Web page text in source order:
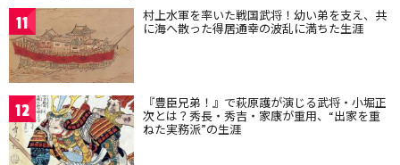
11 村上水軍を率いた戦国武将！幼い弟を支え、共
に海へ散った得居通幸の波乱に満ちた生涯
12 『豊臣兄弟！』で萩原護が演じる武将・小堀正
次とは？秀長・秀吉・家康が重用、“出家を重
ねた実務派”の生涯